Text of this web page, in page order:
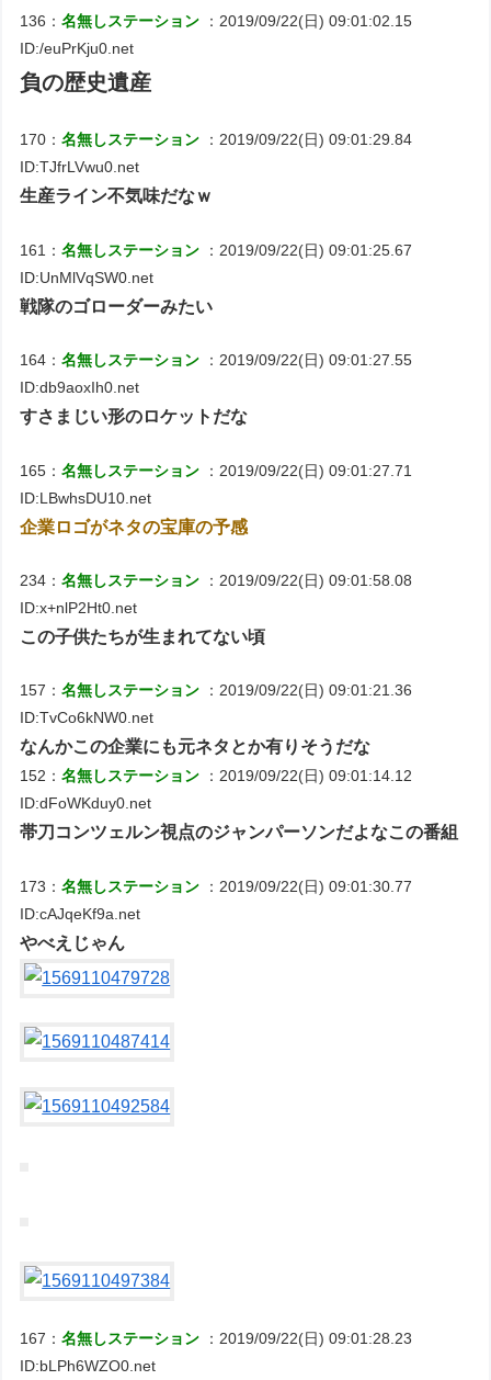
136：名無しステーション
：2019/09/22(日) 09:01:02.15
ID:/euPrKju0.net
負の歴史遺産
170：名無しステーション
：2019/09/22(日) 09:01:29.84
ID:TJfrLVwu0.net
生産ライン不気味だなｗ
161：名無しステーション
：2019/09/22(日) 09:01:25.67
ID:UnMlVqSW0.net
戦隊のゴローダーみたい
164：名無しステーション
：2019/09/22(日) 09:01:27.55
ID:db9aoxIh0.net
すさまじい形のロケットだな
165：名無しステーション
：2019/09/22(日) 09:01:27.71
ID:LBwhsDU10.net
企業ロゴがネタの宝庫の予感
234：名無しステーション
：2019/09/22(日) 09:01:58.08
ID:x+nlP2Ht0.net
この子供たちが生まれてない頃
157：名無しステーション
：2019/09/22(日) 09:01:21.36
ID:TvCo6kNW0.net
なんかこの企業にも元ネタとか有りそうだな
152：名無しステーション
：2019/09/22(日) 09:01:14.12
ID:dFoWKduy0.net
帯刀コンツェルン視点のジャンパーソンだよなこの番組
173：名無しステーション
：2019/09/22(日) 09:01:30.77
ID:cAJqeKf9a.net
やべえじゃん
167：名無しステーション
：2019/09/22(日) 09:01:28.23
ID:bLPh6WZO0.net